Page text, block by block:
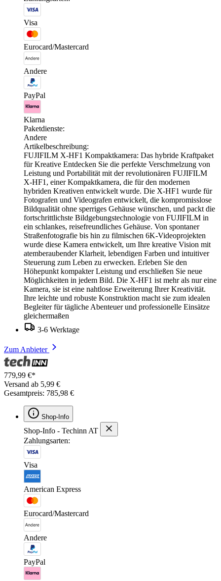
Visa
Eurocard/Mastercard
Andere
PayPal
Klarna
Paketdienste:
Andere
Artikelbeschreibung:
FUJIFILM X-HF1 Kompaktkamera: Das hybride Kraftpaket
für Kreative Entdecken Sie die perfekte Verschmelzung von
Leistung und Portabilität mit der revolutionären FUJIFILM
X-HF1, einer Kompaktkamera, die für den modernen
hybriden Kreativen entwickelt wurde. Die X-HF1 wurde für
Fotografen und Videografen entwickelt, die kompromisslose
Bildqualität ohne sperriges Gehäuse wünschen, und packt die
fortschrittlichste Bildgebungstechnologie von FUJIFILM in
ein schlankes, reisefreundliches Gehäuse. Von spontaner
Straßenfotografie bis hin zu filmischen 6K-Videoprojekten
wurde diese Kamera entwickelt, um Ihre kreative Vision mit
atemberaubender Klarheit, lebendigen Farben und intuitiver
Steuerung zum Leben zu erwecken. Erleben Sie den
Höhepunkt kompakter Leistung und erschließen Sie neue
Möglichkeiten in jedem Bild. Die X-HF1 ist mehr als nur eine
Kamera, sie ist eine nahtlose Erweiterung Ihrer Kreativität.
Ihre leichte und robuste Konstruktion macht sie zum idealen
Begleiter für tägliche Abenteuer und professionelle Einsätze
gleichermaßen
3-6 Werktage
Zum Anbieter
779,99 €*
Versand ab 5,99 €
Gesamtpreis: 785,98 €
Shop-Info
Shop-Info - Techinn AT
Zahlungsarten:
Visa
American Express
Eurocard/Mastercard
Andere
PayPal